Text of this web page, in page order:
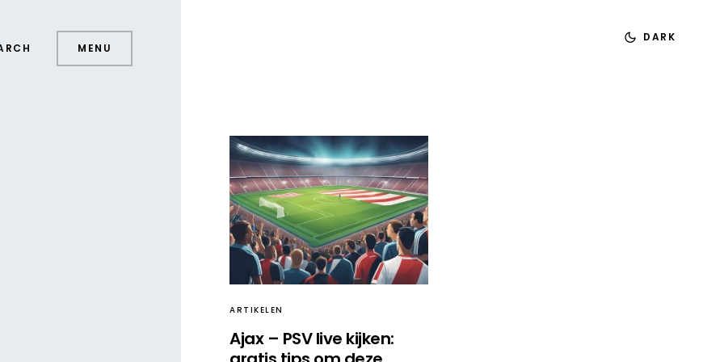
MENU
DARK
ARTIKELEN
Ajax – PSV live kijken: